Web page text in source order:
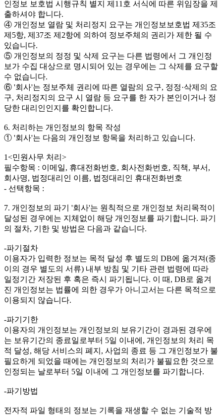
인정보 보호법 시행규칙 별지 제11호 서식에 따른 위임장을 제
출하셔야 합니다.
④ 개인정보 열람 및 처리정지 요구는 개인정보보호법 제35조
제5항, 제37조 제2항에 의하여 정보주체의 권리가 제한 될 수
있습니다.
⑤ 개인정보의 정정 및 삭제 요구는 다른 법령에서 그 개인정
보가 수집 대상으로 명시되어 있는 경우에는 그 삭제를 요구할
수 없습니다.
⑥ '회사'는 정보주체 권리에 따른 열람의 요구, 정정·삭제의 요
구, 처리정지의 요구 시 열람 등 요구를 한 자가 본인이거나 정
당한 대리인인지를 확인합니다.
6. 처리하는 개인정보의 항목 작성
① '회사'는 다음의 개인정보 항목을 처리하고 있습니다.
1<민원사무 처리>
필수항목 : 이메일, 휴대전화번호, 회사전화번호, 직책, 부서,
회사명, 법정대리인 이름, 법정대리인 휴대전화번호
- 선택항목 :
7. 개인정보의 파기 '회사'는 원칙적으로 개인정보 처리목적이
달성된 경우에는 지체없이 해당 개인정보를 파기합니다. 파기
의 절차, 기한 및 방법은 다음과 같습니다.
-파기절차
이용자가 입력한 정보는 목적 달성 후 별도의 DB에 옮겨져(종
이의 경우 별도의 서류) 내부 방침 및 기타 관련 법령에 따라
일정기간 저장된 후 혹은 즉시 파기됩니다. 이 때, DB로 옮겨
진 개인정보는 법률에 의한 경우가 아니고서는 다른 목적으로
이용되지 않습니다.
-파기기한
이용자의 개인정보는 개인정보의 보유기간이 경과된 경우에
는 보유기간의 종료일로부터 5일 이내에, 개인정보의 처리 목
적 달성, 해당 서비스의 폐지, 사업의 종료 등 그 개인정보가 불
필요하게 되었을 때에는 개인정보의 처리가 불필요한 것으로
인정되는 날로부터 5일 이내에 그 개인정보를 파기합니다.
-파기방법
전자적 파일 형태의 정보는 기록을 재생할 수 없는 기술적 방